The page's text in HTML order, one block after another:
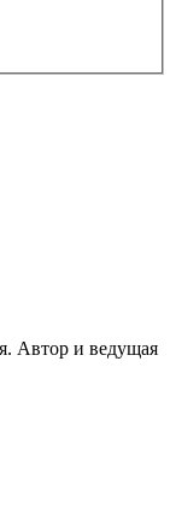
Автор и ведущая